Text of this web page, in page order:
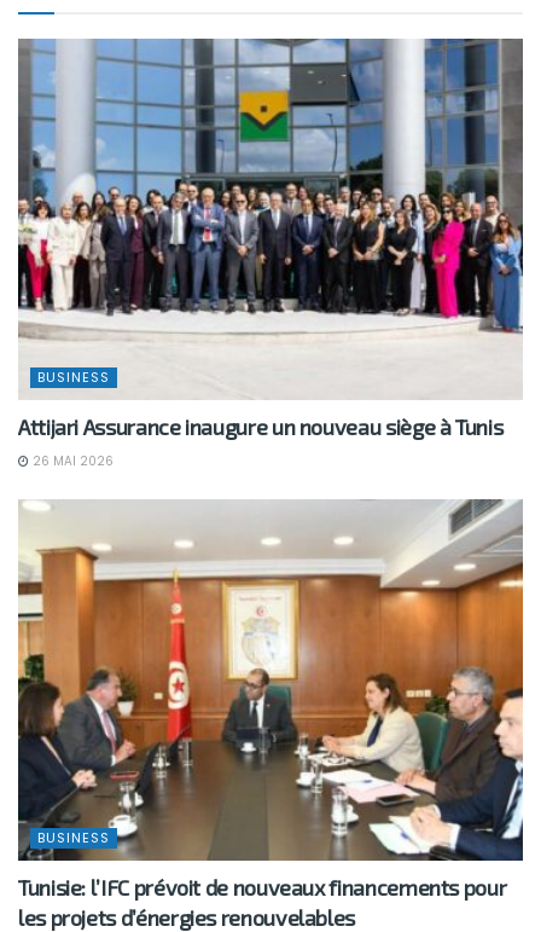
BUSINESS
Attijari Assurance inaugure un nouveau siège à Tunis
26 MAI 2026
BUSINESS
Tunisie: l’IFC prévoit de nouveaux financements pour
les projets d’énergies renouvelables